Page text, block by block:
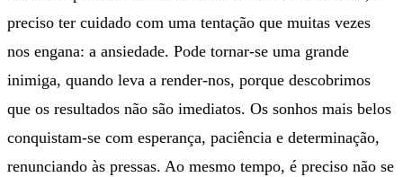
preciso ter cuidado com uma tentação que muitas vezes
nos engana: a ansiedade. Pode tornar-se uma grande
inimiga, quando leva a render-nos, porque descobrimos
que os resultados não são imediatos. Os sonhos mais belos
conquistam-se com esperança, paciência e determinação,
renunciando às pressas. Ao mesmo tempo, é preciso não se